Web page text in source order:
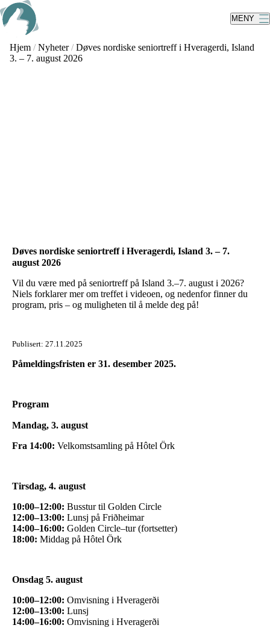
Skip
to
main
content
MENY
Hjem / Nyheter / Døves nordiske seniortreff i Hveragerdi, Island
3. – 7. august 2026
Døves nordiske seniortreff i Hveragerdi, Island 3. – 7.
august 2026
Vil du være med på seniortreff på Island 3.–7. august i 2026?
Niels forklarer mer om treffet i videoen, og nedenfor finner du
program, pris – og muligheten til å melde deg på!
Publisert: 27.11.2025
Påmeldingsfristen er 31. desember 2025.
Program
Mandag, 3. august
Fra 14:00: Velkomstsamling på Hôtel Örk
Tirsdag, 4. august
10:00–12:00: Busstur til Golden Circle
12:00–13:00: Lunsj på Friðheimar
14:00–16:00: Golden Circle–tur (fortsetter)
18:00: Middag på Hôtel Örk
Onsdag 5. august
10:00–12:00: Omvisning i Hveragerði
12:00–13:00: Lunsj
14:00–16:00: Omvisning i Hveragerði